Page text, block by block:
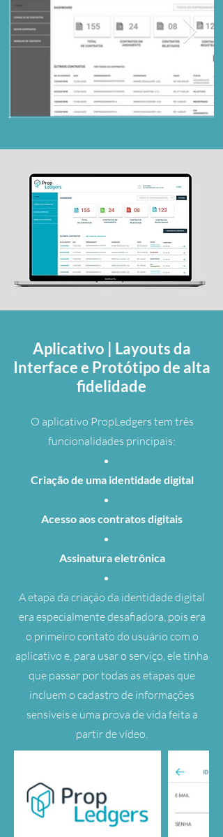
Aplicativo | Layouts da
Interface e Protótipo de alta
fidelidade
O aplicativo PropLedgers tem três
funcionalidades principais:
Criação de uma identidade digital
Acesso aos contratos digitais
Assinatura eletrônica
A etapa da criação da identidade digital
era especialmente desafiadora, pois era
o primeiro contato do usuário com o
aplicativo e, para usar o serviço, ele tinha
que passar por todas as etapas que
incluem o cadastro de informações
sensíveis e uma prova de vida feita a
partir de vídeo.